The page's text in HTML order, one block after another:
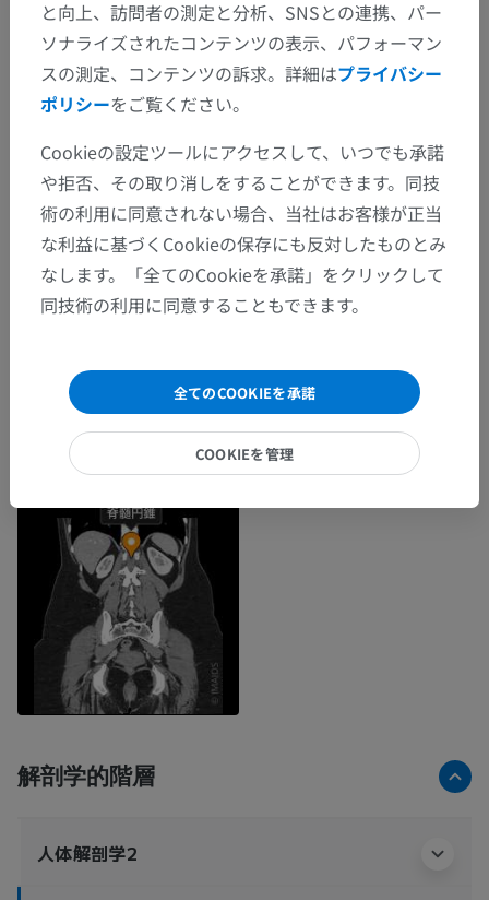
解剖学的階層
人体解剖学2
と向上、訪問者の測定と分析、SNSとの連携、パー
ソナライズされたコンテンツの表示、パフォーマン
スの測定、コンテンツの訴求。詳細はプライバシー
ポリシーをご覧ください。
Cookieの設定ツールにアクセスして、いつでも承諾
や拒否、その取り消しをすることができます。同技
術の利用に同意されない場合、当社はお客様が正当
な利益に基づくCookieの保存にも反対したものとみ
なします。「全てのCookieを承諾」をクリックして
同技術の利用に同意することもできます。
全てのCOOKIEを承諾
COOKIEを管理